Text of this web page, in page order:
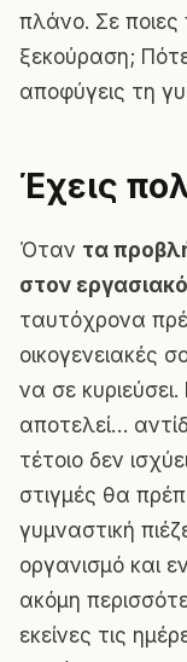
πλάνο. Σε ποιες
ξεκούραση;
αποφύγεις τη
Έχεις
Όταν τα
στον
ταυτόχρονα
οικογενειακές
να σε
αποτελεί…
τέτοιο δεν
στιγμές θα
γυμναστική
οργανισμό και
ακόμη
εκείνες τις